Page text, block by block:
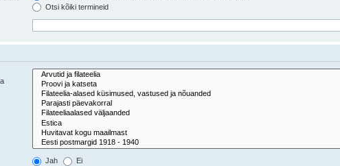
Otsi kõiki termineid
Jah Ei